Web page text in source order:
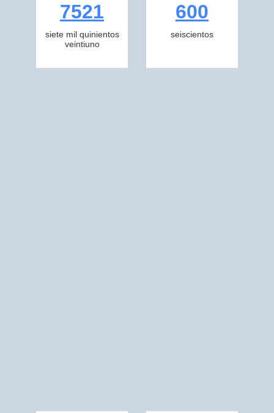
7521
siete mil quinientos
veintiuno
600
seiscientos